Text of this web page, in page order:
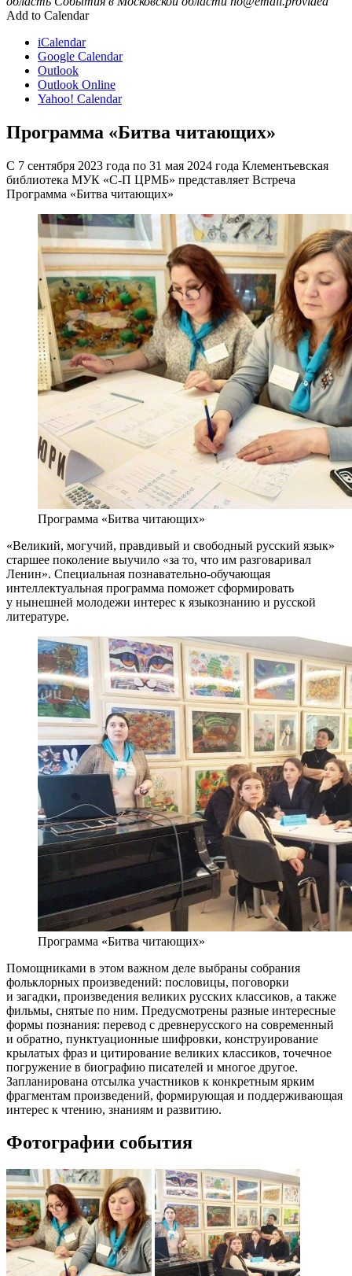
Add to Calendar
iCalendar
Google Calendar
Outlook
Outlook Online
Yahoo! Calendar
Программа «Битва читающих»
С 7 сентября 2023 года по 31 мая 2024 года Клементьевская
библиотека МУК «С-П ЦРМБ» представляет Встреча
Программа «Битва читающих»
Программа «Битва читающих»
«Великий, могучий, правдивый и свободный русский язык»
старшее поколение выучило «за то, что им разговаривал
Ленин». Специальная познавательно-обучающая
интеллектуальная программа поможет сформировать
у нынешней молодежи интерес к языкознанию и русской
литературе.
Программа «Битва читающих»
Помощниками в этом важном деле выбраны собрания
фольклорных произведений: пословицы, поговорки
и загадки, произведения великих русских классиков, а также
фильмы, снятые по ним. Предусмотрены разные интересные
формы познания: перевод с древнерусского на современный
и обратно, пунктуационные шифровки, конструирование
крылатых фраз и цитирование великих классиков, точечное
погружение в биографию писателей и многое другое.
Запланирована отсылка участников к конкретным ярким
фрагментам произведений, формирующая и поддерживающая
интерес к чтению, знаниям и развитию.
Фотографии события